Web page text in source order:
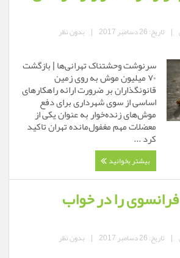
| تاریخ: 26 دسامبر 2017 | بدون نظر
سرنوشت وحشتناک تهرانی‌ها | بازگشت
۷۰ میلیون موش به‌ روی زمین
قانونگذاران بر ضرورت ارائه راهکارهای
اساسی از سوی شهرداری برای دفع
موش‌های زنده‌خوار به عنوان یکی از
معضلات مهم مغفول‌مانده تهران تاکید
کرد ...
بیشتر بخوانید
را در خواب
| تاریخ: 26 دسامبر 2017 | بدون نظر